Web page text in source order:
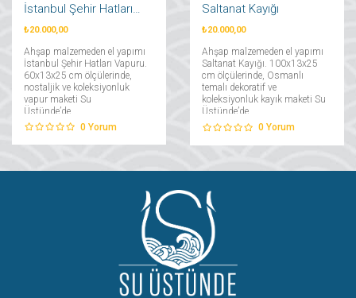
₺20.000,00
Ahşap malzemeden el yapımı
İstanbul Şehir Hatları Vapuru.
60x13x25 cm ölçülerinde,
nostaljik ve koleksiyonluk
vapur maketi Su
Üstünde’de....
0 Yorum
Saltanat Kayığı
₺20.000,00
Ahşap malzemeden el yapımı
Saltanat Kayığı. 100x13x25
cm ölçülerinde, Osmanlı
temalı dekoratif ve
koleksiyonluk kayık maketi Su
Üstünde’de....
0 Yorum